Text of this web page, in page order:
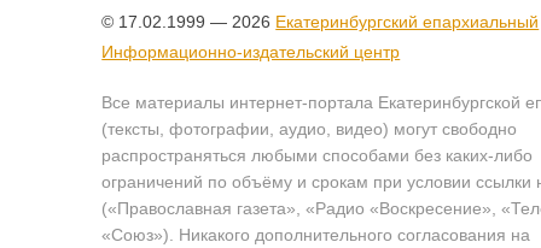
© 17.02.1999 — 2026 Екатеринбургский епархиальный
Информационно-издательский центр
Все материалы интернет-портала Екатеринбургской
(тексты, фотографии, аудио, видео) могут свободно
распространяться любыми способами без каких-либо
ограничений по объёму и срокам при условии ссылки
(«Православная газета», «Радио «Воскресение»,
«Союз»). Никакого дополнительного согласования на